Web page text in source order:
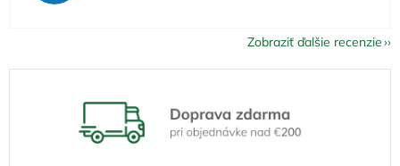
Zobraziť ďalšie recenzie